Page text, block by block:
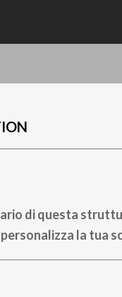
di questa
personalizza la tua